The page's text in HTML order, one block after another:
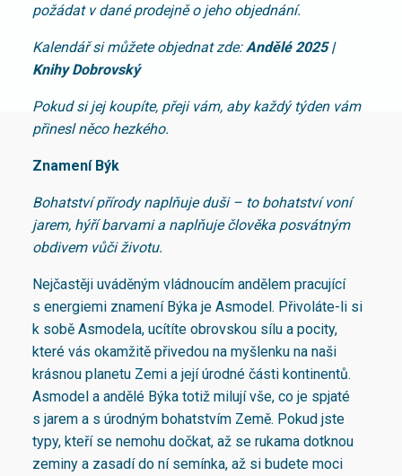
požádat v dané prodejně o jeho objednání.
Kalendář si můžete objednat zde:Andělé 2025 |
Knihy Dobrovský
Pokud si jej koupíte, přeji vám, aby každý týden vám
přinesl něco hezkého.
Znamení Býk
Bohatství přírody naplňuje duši – to bohatství voní
jarem, hýří barvami a naplňuje člověka posvátným
obdivem vůči životu.
Nejčastěji uváděným vládnoucím andělem pracující
s energiemi znamení Býka je Asmodel. Přivoláte-li si
k sobě Asmodela, ucítíte obrovskou sílu a pocity,
které vás okamžitě přivedou na myšlenku na naši
krásnou planetu Zemi a její úrodné části kontinentů.
Asmodel a andělé Býka totiž milují vše, co je spjaté
s jarem a s úrodným bohatstvím Země. Pokud jste
typy, kteří se nemohu dočkat, až se rukama dotknou
zeminy a zasadí do ní semínka, až si budete moci